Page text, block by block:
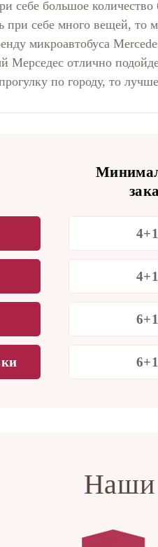
себе большое
при себе много вещей, то
микроавтобуса
Мерседес отлично
по городу, то
4+1
4+1
6+1
6+1
Наши